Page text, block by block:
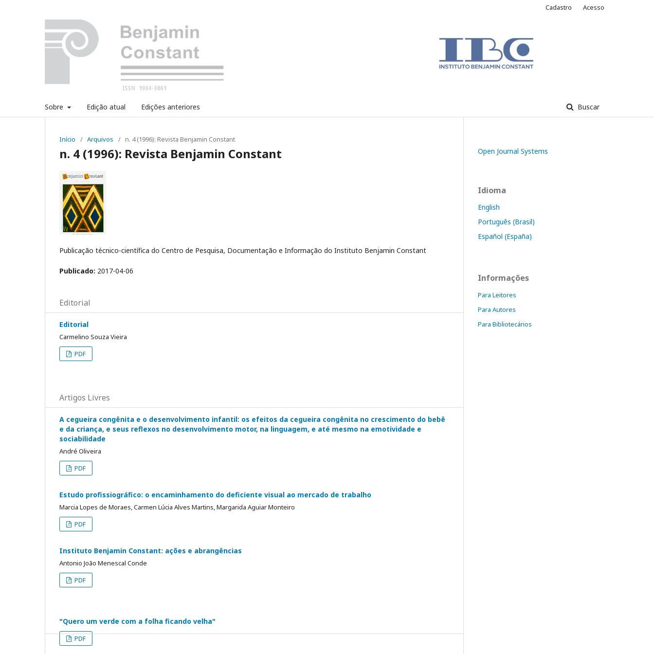
Sobre Edição atual Edições anteriores Buscar
Cadastro Acesso
Início / Arquivos / n. 4 (1996): Revista Benjamin Constant
n. 4 (1996): Revista Benjamin Constant
Publicação técnico-científica do Centro de Pesquisa, Documentação e Informação do Instituto Benjamin Constant
Publicado: 2017-04-06
Editorial
Editorial
Carmelino Souza Vieira
PDF
Artigos Livres
A cegueira congênita e o desenvolvimento infantil: os efeitos da cegueira congênita no crescimento do bebê
e da criança, e seus reflexos no desenvolvimento motor, na linguagem, e até mesmo na emotividade e
sociabilidade
André Oliveira
PDF
Estudo profissiográfico: o encaminhamento do deficiente visual ao mercado de trabalho
Marcia Lopes de Moraes, Carmen Lúcia Alves Martins, Margarida Aguiar Monteiro
PDF
Instituto Benjamin Constant: ações e abrangências
Antonio João Menescal Conde
PDF
"Quero um verde com a folha ficando velha"
PDF
Open Journal Systems
Idioma
English
Português (Brasil)
Español (España)
Informações
Para Leitores
Para Autores
Para Bibliotecários